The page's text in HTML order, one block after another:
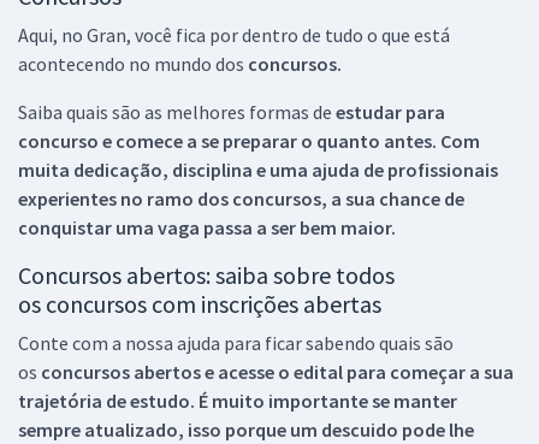
Aqui, no Gran, você fica por dentro de tudo o que está
acontecendo no mundo dos concursos.
Saiba quais são as melhores formas de estudar para
concurso e comece a se preparar o quanto antes. Com
muita dedicação, disciplina e uma ajuda de profissionais
experientes no ramo dos concursos, a sua chance de
conquistar uma vaga passa a ser bem maior.
Concursos abertos: saiba sobre todos
os concursos com inscrições abertas
Conte com a nossa ajuda para ficar sabendo quais são
os concursos abertos e acesse o edital para começar a sua
trajetória de estudo. É muito importante se manter
sempre atualizado, isso porque um descuido pode lhe